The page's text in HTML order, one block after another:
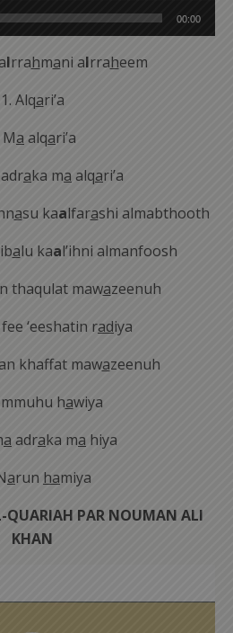
00:00
lrrahmani alrraheem
1. Alqari’a
Ma alqari’a
adraka ma alqari’a
asu kaalfarashi almabthooth
alu kaal’ihni almanfoosh
thaqulat mawazeenuh
‘eeshatin radiya
khaffat mawazeenuh
hawiya
a adraka ma hiya
arun hamiya
QUARIAH PAR NOUMAN ALI
KHAN